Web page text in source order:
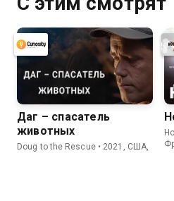
Даг – спасатель
животных
Doug to the Rescue • 2021, США,